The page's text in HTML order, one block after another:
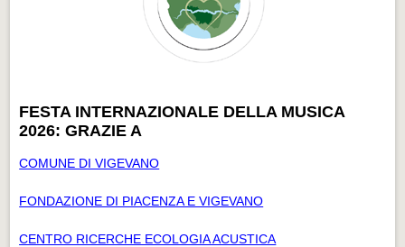
FESTA INTERNAZIONALE DELLA MUSICA
2026: GRAZIE A
COMUNE DI VIGEVANO
FONDAZIONE DI PIACENZA E VIGEVANO
CENTRO RICERCHE ECOLOGIA ACUSTICA